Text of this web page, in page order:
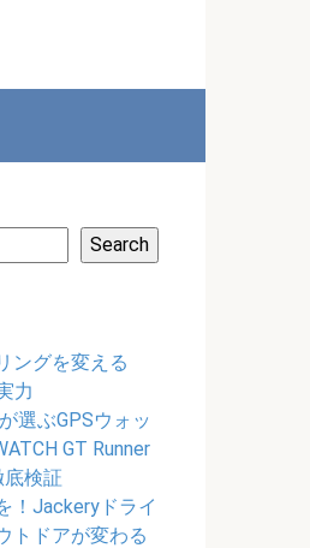
Search
ングを変える
力
選ぶGPSウォッ
GT Runner
検証
！Jackeryドライ
トドアが変わる